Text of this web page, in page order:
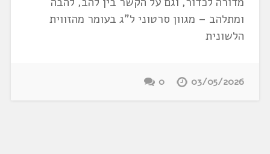
ומתלהב – מגוון סרטוני ל"ג בעומר מהזווית
הלשונית
03/05/2026
0